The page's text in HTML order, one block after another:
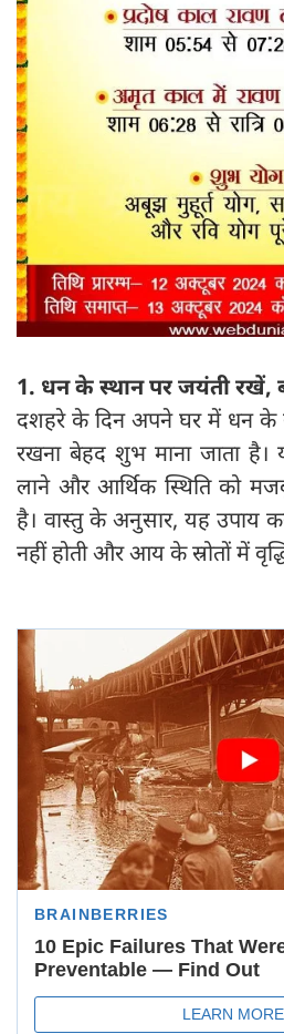
1. धन के स्थान पर जयंती रखें,
दशहरे के दिन अपने घर में धन के
रखना बेहद शुभ माना जाता है।
लाने और आर्थिक स्थिति को
है। वास्तु के अनुसार, यह उपाय
नहीं होती और आय के स्रोतों में